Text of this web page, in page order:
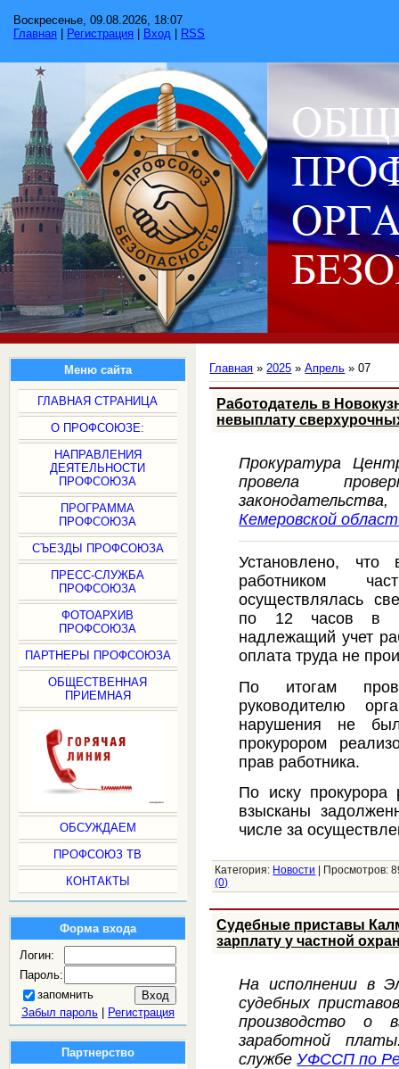
Воскресенье, 09.08.2026, 18:07
Главная
Регистрация Вход RSS
Меню сайта
ГЛАВНАЯ СТРАНИЦА
О ПРОФСОЮЗЕ:
НАПРАВЛЕНИЯ
ДЕЯТЕЛЬНОСТИ
ПРОФСОЮЗА
ПРОГРАММА
ПРОФСОЮЗА
СЪЕЗДЫ ПРОФСОЮЗА
ПРЕСС-СЛУЖБА
ПРОФСОЮЗА
ФОТОАРХИВ
ПРОФСОЮЗА
ПАРТНЕРЫ ПРОФСОЮЗА
ОБЩЕСТВЕННАЯ
ПРИЕМНАЯ
ОБСУЖДАЕМ
ПРОФСОЮЗ ТВ
КОНТАКТЫ
Форма входа
Логин:
Пароль:
запомнить
Забыл пароль| Регистрация
Партнерство
Главная »2025 » Апрель » 07
Работодатель в
невыплату
Прокуратура
провела
Кемеровской
Установлено, что
работником
осуществлялась
по 12 часов в
надлежащий учет
оплата труда не
По итогам
руководителю
нарушения не
прокурором
прав работника.
По иску
взысканы
числе за
Категория: Новости Просмотров:
(0)
Судебные приставы
зарплату у частной
На исполнении в
судебных
производство о
заработной
службеУФССП по